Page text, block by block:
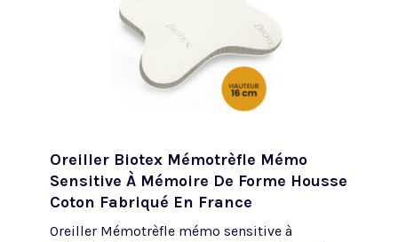
Oreiller Biotex Mémotrèfle Mémo
Sensitive À Mémoire De Forme Housse
Coton Fabriqué En France
Oreiller Mémotrèfle mémo sensitive à